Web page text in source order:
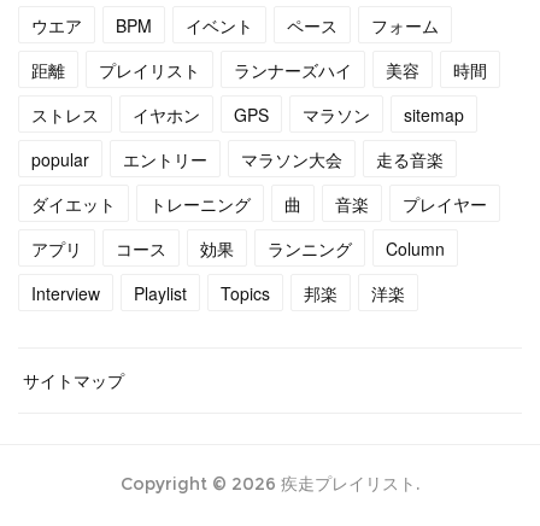
(
15
(
)
ウエア
BPM イベント ペース
フォーム
距離
プレイリスト ランナーズハイ 美容
時間
ストレス
イヤホン GPS マラソン
sitemap
popular
エントリー マラソン大会
走る音楽
ダイエット
トレーニング 曲 音楽
プレイヤー
アプリ
コース 効果 ランニング
Column
Interview
Playlist Topics 邦楽 洋楽
サイトマップ
Copyright © 2026 疾走プレイリスト .